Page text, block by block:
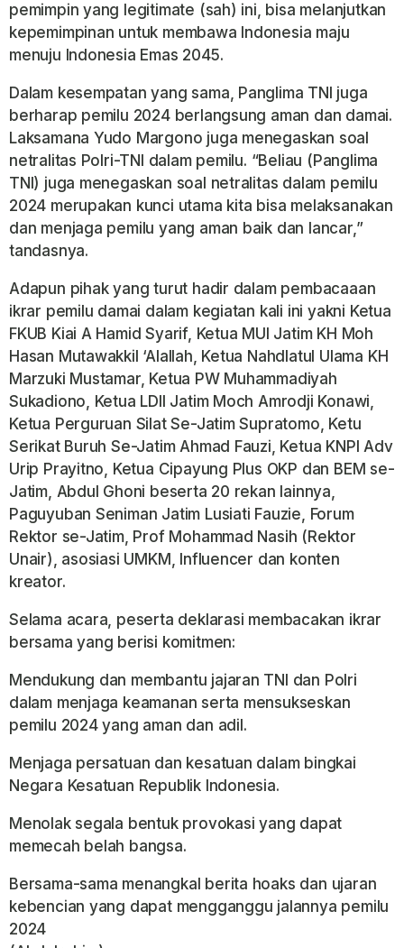
pemimpin yang legitimate (sah) ini, bisa melanjutkan
kepemimpinan untuk membawa Indonesia maju
menuju Indonesia Emas 2045.
Dalam kesempatan yang sama, Panglima TNI juga
berharap pemilu 2024 berlangsung aman dan damai.
Laksamana Yudo Margono juga menegaskan soal
netralitas Polri-TNI dalam pemilu. “Beliau (Panglima
TNI) juga menegaskan soal netralitas dalam pemilu
2024 merupakan kunci utama kita bisa melaksanakan
dan menjaga pemilu yang aman baik dan lancar,”
tandasnya.
Adapun pihak yang turut hadir dalam pembacaaan
ikrar pemilu damai dalam kegiatan kali ini yakni Ketua
FKUB Kiai A Hamid Syarif, Ketua MUI Jatim KH Moh
Hasan Mutawakkil ‘Alallah, Ketua Nahdlatul Ulama KH
Marzuki Mustamar, Ketua PW Muhammadiyah
Sukadiono, Ketua LDII Jatim Moch Amrodji Konawi,
Ketua Perguruan Silat Se-Jatim Supratomo, Ketu
Serikat Buruh Se-Jatim Ahmad Fauzi, Ketua KNPI Adv
Urip Prayitno, Ketua Cipayung Plus OKP dan BEM se-
Jatim, Abdul Ghoni beserta 20 rekan lainnya,
Paguyuban Seniman Jatim Lusiati Fauzie, Forum
Rektor se-Jatim, Prof Mohammad Nasih (Rektor
Unair), asosiasi UMKM, Influencer dan konten
kreator.
Selama acara, peserta deklarasi membacakan ikrar
bersama yang berisi komitmen:
Mendukung dan membantu jajaran TNI dan Polri
dalam menjaga keamanan serta mensukseskan
pemilu 2024 yang aman dan adil.
Menjaga persatuan dan kesatuan dalam bingkai
Negara Kesatuan Republik Indonesia.
Menolak segala bentuk provokasi yang dapat
memecah belah bangsa.
Bersama-sama menangkal berita hoaks dan ujaran
kebencian yang dapat mengganggu jalannya pemilu
2024